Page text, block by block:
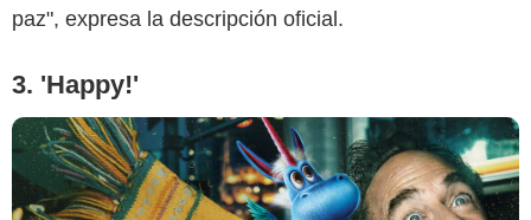
paz", expresa la descripción oficial.
3. 'Happy!'